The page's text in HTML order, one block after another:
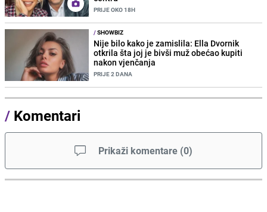
PRIJE OKO 18H
/SHOWBIZ
Nije bilo kako je zamislila: Ella Dvornik
otkrila šta joj je bivši muž obećao kupiti
nakon vjenčanja
PRIJE 2 DANA
/ Komentari
Prikaži komentare (0)